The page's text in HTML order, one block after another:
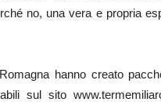
no, una vera e propria
hanno creato
sul sito